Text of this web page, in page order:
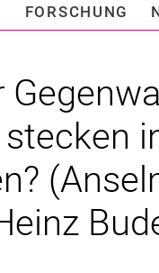
FORSCHUNG